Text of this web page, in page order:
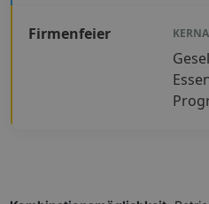
Firmenfeier